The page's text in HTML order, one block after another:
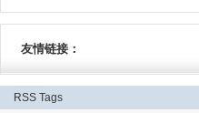
友情链接：
RSS Tags